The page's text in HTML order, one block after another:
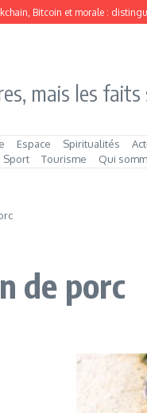
Bitcoin et morale : distinguer
mais les
Espace Spiritualités
Sport Tourisme Qui
de porc